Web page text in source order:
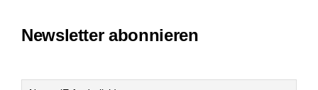
Newsletter abonnieren